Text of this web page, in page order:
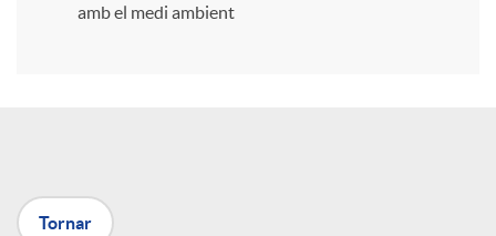
X
amb el medi ambient
Tornar